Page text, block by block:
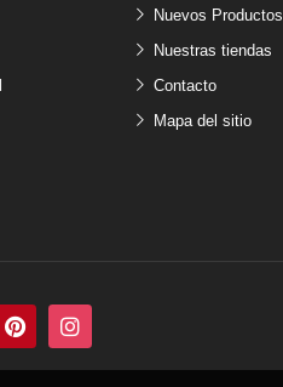
Nuevos Productos
Nuestras tiendas
Contacto
Mapa del sitio